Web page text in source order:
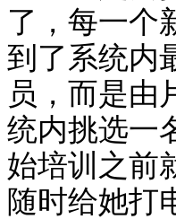
了，每一个
到了系统内
员，而是由
统内挑选一
始培训之前
随时给她打